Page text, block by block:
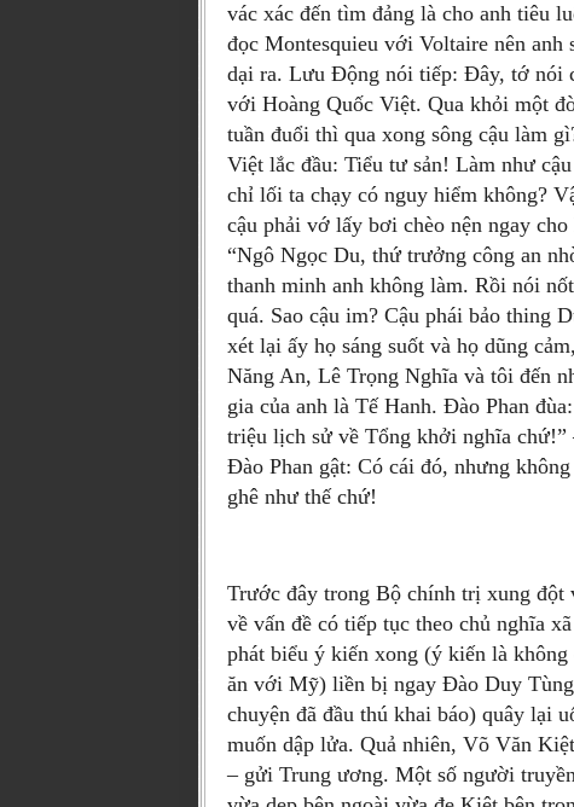
vác xác đến tìm đảng là cho anh tiêu
đọc Montesquieu với Voltaire nên
dại ra. Lưu Động nói tiếp: Đây, tớ nói
với Hoàng Quốc Việt. Qua khỏi một
tuần đuổi thì qua xong sông cậu làm
Việt lắc đầu: Tiểu tư sản! Làm như
chỉ lối ta chạy có nguy hiểm không?
cậu phải vớ lấy bơi chèo nện ngay
“Ngô Ngọc Du, thứ trưởng công an
thanh minh anh không làm. Rồi nói
quá. Sao cậu im? Cậu phái bảo thing
xét lại ấy họ sáng suốt và họ dũng
Năng An, Lê Trọng Nghĩa và tôi đến
gia của anh là Tế Hanh. Đào Phan
triệu lịch sử về Tổng khởi nghĩa
Đào Phan gật: Có cái đó, nhưng
ghê như thế chứ!
Trước đây trong Bộ chính trị xung đột
về vấn đề có tiếp tục theo chủ nghĩa
phát biểu ý kiến xong (ý kiến là
ăn với Mỹ) liền bị ngay Đào Duy
chuyện đã đầu thú khai báo) quây lại
muốn dập lửa. Quả nhiên, Võ Văn
– gửi Trung ương. Một số người